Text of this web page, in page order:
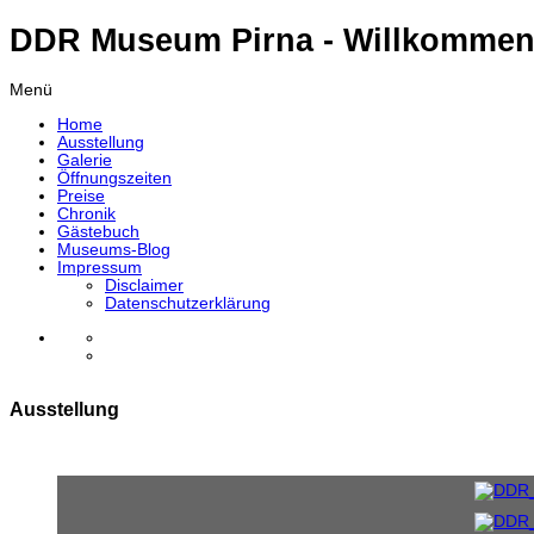
DDR Museum Pirna -
Menü
Home
Ausstellung
Galerie
Öffnungszeiten
Preise
Chronik
Gästebuch
Museums-Blog
Impressum
Disclaimer
Datenschutzerklärung
Ausstellung